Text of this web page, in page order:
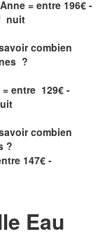
= entre 196€ -
nuit
combien
?
entre 129€ -
combien
?
147€ -
Eau